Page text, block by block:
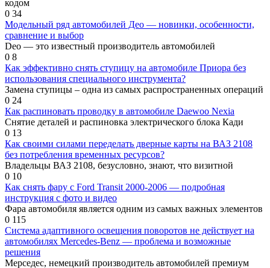
кодом
0 34
Модельный ряд автомобилей Део — новинки, особенности,
сравнение и выбор
Deo — это известный производитель автомобилей
0 8
Как эффективно снять ступицу на автомобиле Приора без
использования специального инструмента?
Замена ступицы – одна из самых распространенных операций
0 24
Как распиновать проводку в автомобиле Daewoo Nexia
Снятие деталей и распиновка электрического блока Кади
0 13
Как своими силами переделать дверные карты на ВАЗ 2108
без потребления временных ресурсов?
Владельцы ВАЗ 2108, безусловно, знают, что визитной
0 10
Как снять фару с Ford Transit 2000-2006 — подробная
инструкция с фото и видео
Фара автомобиля является одним из самых важных элементов
0 115
Система адаптивного освещения поворотов не действует на
автомобилях Mercedes-Benz — проблема и возможные
решения
Мерседес, немецкий производитель автомобилей премиум